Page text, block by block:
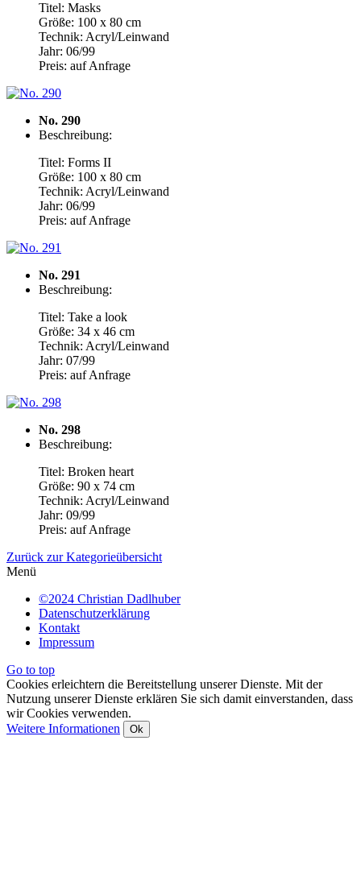
Titel: Masks
Größe: 100 x 80 cm
Technik: Acryl/Leinwand
Jahr: 06/99
Preis: auf Anfrage
No. 290
Beschreibung:
Titel: Forms II
Größe: 100 x 80 cm
Technik: Acryl/Leinwand
Jahr: 06/99
Preis: auf Anfrage
No. 291
Beschreibung:
Titel: Take a look
Größe: 34 x 46 cm
Technik: Acryl/Leinwand
Jahr: 07/99
Preis: auf Anfrage
No. 298
Beschreibung:
Titel: Broken heart
Größe: 90 x 74 cm
Technik: Acryl/Leinwand
Jahr: 09/99
Preis: auf Anfrage
Zurück zur Kategorieübersicht
Menü
©2024 Christian Dadlhuber
Datenschutzerklärung
Kontakt
Impressum
Go to top
Cookies erleichtern die Bereitstellung unserer Dienste. Mit der
Nutzung unserer Dienste erklären Sie sich damit einverstanden, dass
wir Cookies verwenden.
Weitere Informationen
Ok